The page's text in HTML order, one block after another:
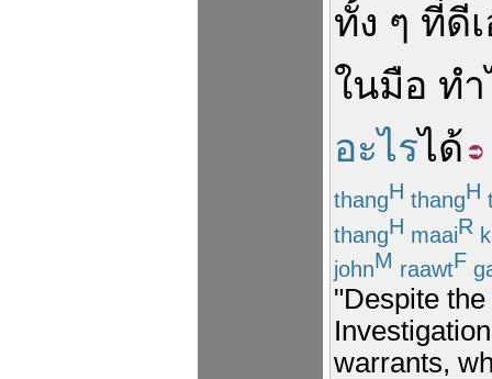
ทั้ง ๆ ที่ดี
ในมือ ท
อะไรได้
thangH thangH
thangH maaiR
johnM raawtF
"Despite
warrants,